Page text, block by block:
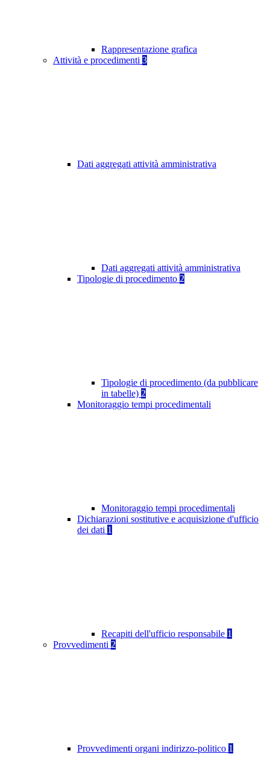
Rappresentazione grafica
Attività e procedimenti 3
Dati aggregati attività amministrativa
Dati aggregati attività amministrativa
Tipologie di procedimento 2
Tipologie di procedimento (da pubblicare
in tabelle) 2
Monitoraggio tempi procedimentali
Monitoraggio tempi procedimentali
Dichiarazioni sostitutive e acquisizione d'ufficio
dei dati 1
Recapiti dell'ufficio responsabile 1
Provvedimenti 2
Provvedimenti organi indirizzo-politico 1